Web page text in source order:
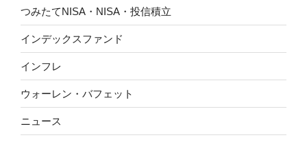
つみたてNISA・NISA・投信積立
インデックスファンド
インフレ
ウォーレン・バフェット
ニュース